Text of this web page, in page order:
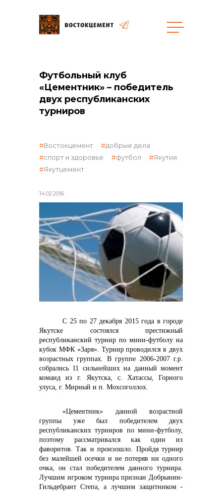
общая информация
объявленные закупки
реализация неликвидов
контакты отдела закупок
Контакты
+7 (423) 234 50 50
Футбольный клуб
«Цементник» – победитель
двух республиканских
турниров
14.02.2016
Востокцемент
добрые дела
спорт и здоровье
футбол
Якутия
Якутцемент
С 25 по 27 декабря 2015 года в городе
Якутске состоялся престижный
республиканский турнир по мини-футболу на
кубок МФК «Заря». Турнир проводился в двух
возрастных группах. В группе 2006-2007 г.р.
собрались 11 сильнейших на данный момент
команд из г. Якутска, с. Хатассы, Горного
улуса, г. Мирный и п. Мохсоголлох.
«Цементник» данной возрастной
группы уже был победителем двух
республиканских турниров по мини-футболу,
поэтому рассматривался как один из
фаворитов. Так и произошло. Пройдя турнир
без малейшей осечки и не потеряв ни одного
очка, он стал победителем данного турнира.
Лучшим игроком турнира признан Добрынин-
Гильдебрант Степа, а лучшим защитником -